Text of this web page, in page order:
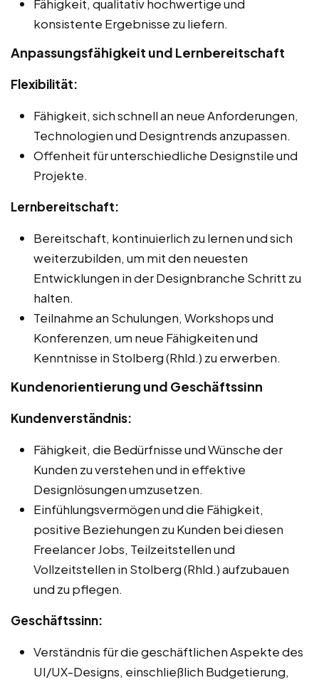
Fähigkeit, qualitativ hochwertige und
konsistente Ergebnisse zu liefern.
Anpassungsfähigkeit und Lernbereitschaft
Flexibilität:
Fähigkeit, sich schnell an neue Anforderungen,
Technologien und Designtrends anzupassen.
Offenheit für unterschiedliche Designstile und
Projekte.
Lernbereitschaft:
Bereitschaft, kontinuierlich zu lernen und sich
weiterzubilden, um mit den neuesten
Entwicklungen in der Designbranche Schritt zu
halten.
Teilnahme an Schulungen, Workshops und
Konferenzen, um neue Fähigkeiten und
Kenntnisse in Stolberg (Rhld.) zu erwerben.
Kundenorientierung und Geschäftssinn
Kundenverständnis:
Fähigkeit, die Bedürfnisse und Wünsche der
Kunden zu verstehen und in effektive
Designlösungen umzusetzen.
Einfühlungsvermögen und die Fähigkeit,
positive Beziehungen zu Kunden bei diesen
Freelancer Jobs, Teilzeitstellen und
Vollzeitstellen in Stolberg (Rhld.) aufzubauen
und zu pflegen.
Geschäftssinn:
Verständnis für die geschäftlichen Aspekte des
UI/UX-Designs, einschließlich Budgetierung,